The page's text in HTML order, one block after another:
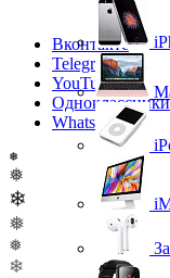
Вконтакте
Telegram
YouTube
Одноклассники
WhatsApp
❅
❅
❄
❅
❅
❄